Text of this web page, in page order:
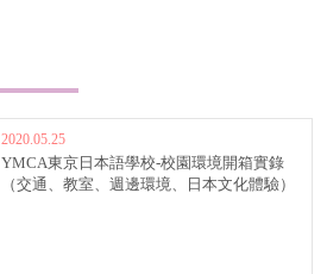
2020.05.25
YMCA東京日本語學校-校園環境開箱實錄
（交通、教室、週邊環境、日本文化體驗）